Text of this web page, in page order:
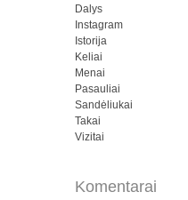
Dalys
Instagram
Istorija
Keliai
Menai
Pasauliai
Sandėliukai
Takai
Vizitai
Komentarai